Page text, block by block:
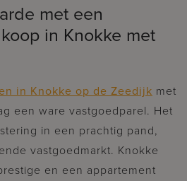
met een
in Knokke met
in Knokke op de Zeedijk met
een ware vastgoedparel. Het
in een prachtig pand,
vastgoedmarkt. Knokke
en een appartement